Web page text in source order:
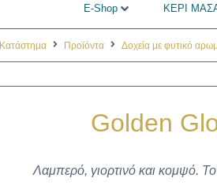
E-Shop ΚΕΡΙ
Κατάστημα Προϊόντα Δοχεία με φυτικό
Golden
Λαμπερό, γιορτινό και κομψό.